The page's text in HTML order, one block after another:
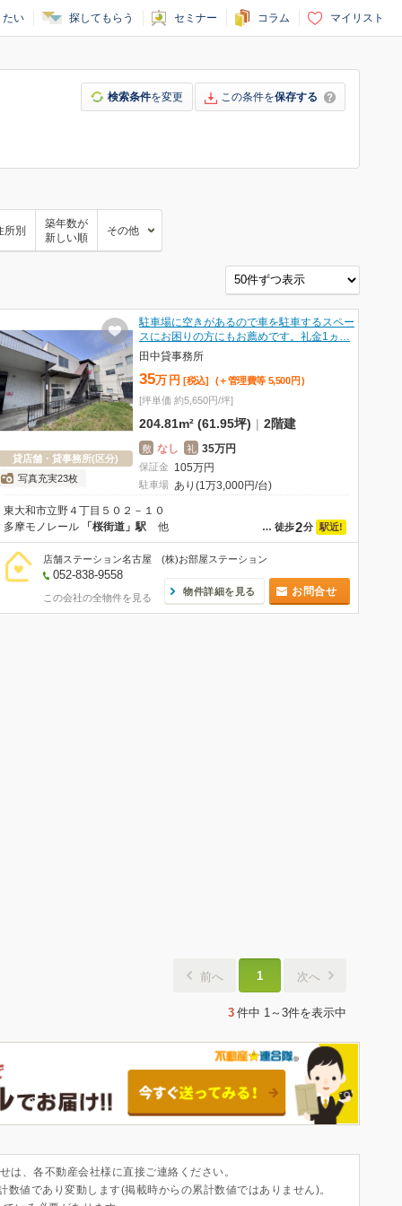
たい 探してもらう セミナー コラム マイリスト
検索条件を変更 この条件を保存する
所別
築年数が
新しい順
その他
貸店舗・貸事務所(区分)
写真充実23枚
駐車場に空きがあるので車を駐車するスペー
スにお困りの方にもお薦めです。礼金1ヵ…
田中貸事務所
35万 円 [税込] (＋管理費等 5,500 円 )
[坪単価 約5,650円/坪]
204.81m² (61.95坪) | 2階建
敷 なし 礼 35万円
保証金 105万円
駐車場 あり(1万3,000円/台)
東大和市立野４丁目５０２－１０
… 徒歩2分 駅近!
多摩モノレール 「桜街道」駅 他
店舗ステーション名古屋 (株)お部屋ステーション
052-838-9558
この会社の全物件を見る
物件詳細を見る お問合せ
前へ 1 次へ
3 件中 1～3件を表示中
、各不動産会社様に直接ご連絡ください。
値であり変動します(掲載時からの累計数値ではありません)。